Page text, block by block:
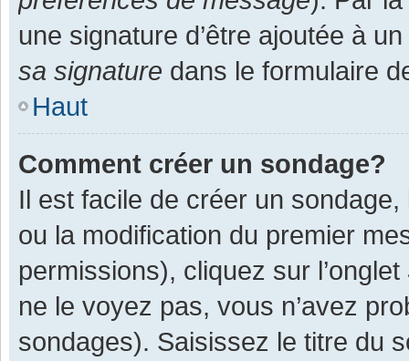
une signature d’être ajoutée à
sa signature dans le formulaire
Haut
Comment créer un sondage?
Il est facile de créer un
ou la modification du premier
permissions), cliquez sur l’onglet
ne le voyez pas, vous n’avez
sondages). Saisissez le titre du